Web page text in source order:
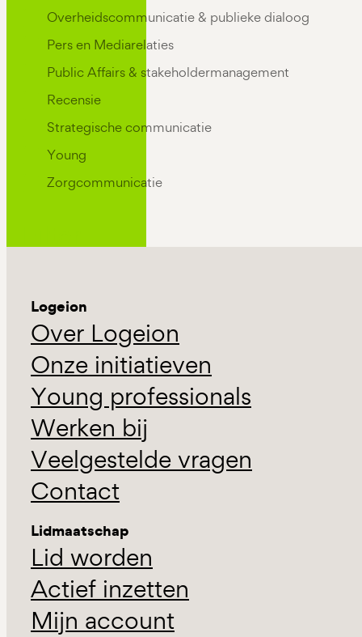
Overheidscommunicatie & publieke dialoog
Pers en Mediarelaties
Public Affairs & stakeholdermanagement
Recensie
Strategische communicatie
Young
Zorgcommunicatie
Logeion
Over Logeion
Onze initiatieven
Young professionals
Werken bij
Veelgestelde vragen
Contact
Lidmaatschap
Lid worden
Actief inzetten
Mijn account